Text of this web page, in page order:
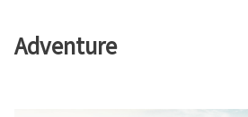
Adventure